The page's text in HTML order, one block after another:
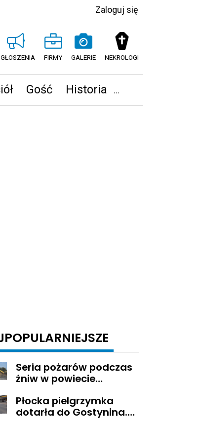
Zaloguj się
FIRMY GALERIE NEKROLOGI
Gość Historia
Seria pożarów podczas
żniw w powiecie
Płocka pielgrzymka
dotarła do Gostynina.